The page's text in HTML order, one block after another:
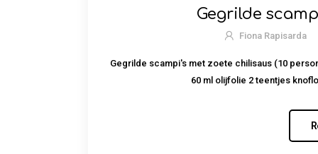
Gegrilde
Fiona Rapisarda
Gegrilde scampi's met zoete chilisaus (10
60 ml olijfolie 2 teentjes